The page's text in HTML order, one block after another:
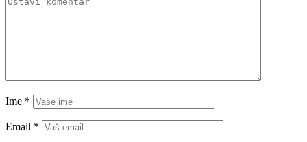
Ime *
Email *